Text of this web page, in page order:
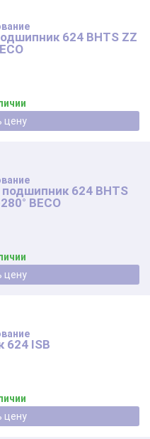
624 BHTS ZZ
Уточнить цену
624 BHTS
BECO
Уточнить цену
624 ISB
Уточнить цену